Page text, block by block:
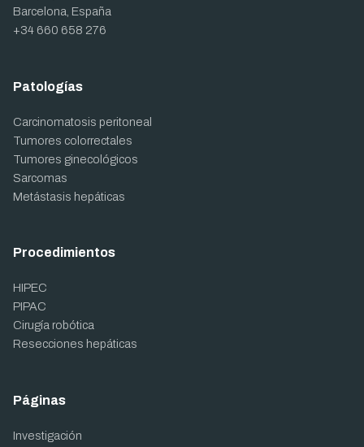
Barcelona, España
+34 660 658 276
Patologías
Carcinomatosis peritoneal
Tumores colorrectales
Tumores ginecológicos
Sarcomas
Metástasis hepáticas
Procedimientos
HIPEC
PIPAC
Cirugía robótica
Resecciones hepáticas
Páginas
Investigación